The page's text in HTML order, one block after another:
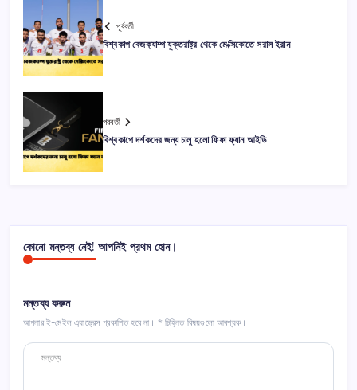
পূর্ববর্তী
বিশ্বকাপ বেজক্যাম্প যুক্তরাষ্ট্র থেকে মেক্সিকোতে সরাল ইরান
পরবর্তী
বিশ্বকাপে দর্শকদের জন্য চালু হলো ফিফা ফ্যান আইডি
কোনো মন্তব্য নেই! আপনিই প্রথম হোন।
মন্তব্য করুন
আপনার ই-মেইল এ্যাড্রেস প্রকাশিত হবে না। * চিহ্নিত বিষয়গুলো আবশ্যক।